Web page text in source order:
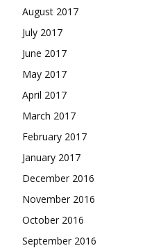
August 2017
July 2017
June 2017
May 2017
April 2017
March 2017
February 2017
January 2017
December 2016
November 2016
October 2016
September 2016